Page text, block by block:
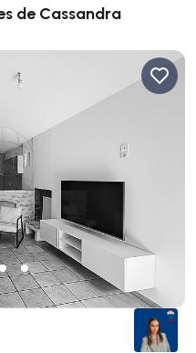
de Cassandra